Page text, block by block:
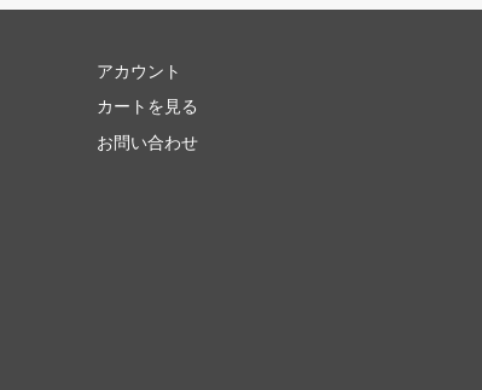
アカウント
カートを見る
お問い合わせ